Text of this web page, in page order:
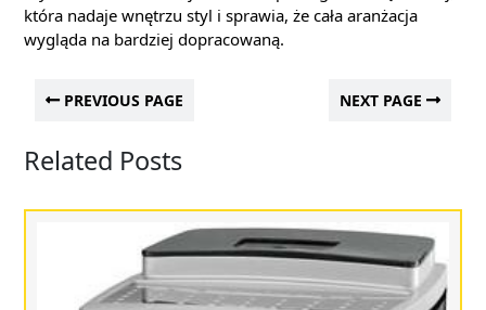
która nadaje wnętrzu styl i sprawia, że cała aranżacja
wygląda na bardziej dopracowaną.
PREVIOUS PAGE NEXT PAGE
Related Posts